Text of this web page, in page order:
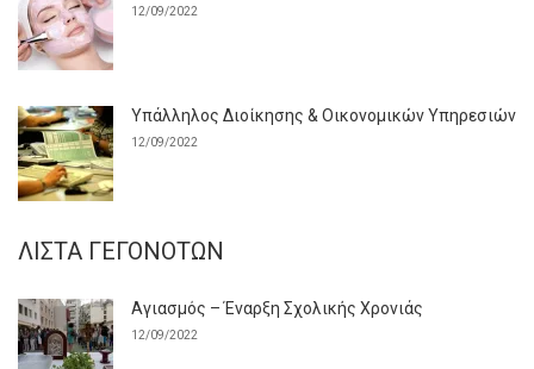
12/09/2022
Υπάλληλος Διοίκησης & Οικονομικών Υπηρεσιών
12/09/2022
ΛΊΣΤΑ ΓΕΓΟΝΌΤΩΝ
Αγιασμός – Έναρξη Σχολικής Χρονιάς
12/09/2022